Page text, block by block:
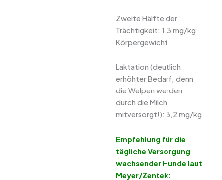
Zweite Hälfte der
Trächtigkeit: 1,3 mg/kg
Körpergewicht
Laktation (deutlich
erhöhter Bedarf, denn
die Welpen werden
durch die Milch
mitversorgt!): 3,2 mg/kg
Empfehlung für die
tägliche Versorgung
wachsender Hunde laut
Meyer/Zentek: